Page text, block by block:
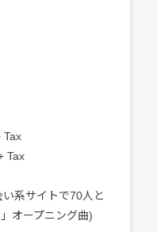
Tax
Tax
系サイトで70人と
オープニング曲)